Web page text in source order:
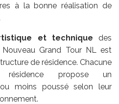
à la bonne réalisation de
et technique des
Grand Tour NL est
de résidence. Chacune
propose un
moins poussé selon leur